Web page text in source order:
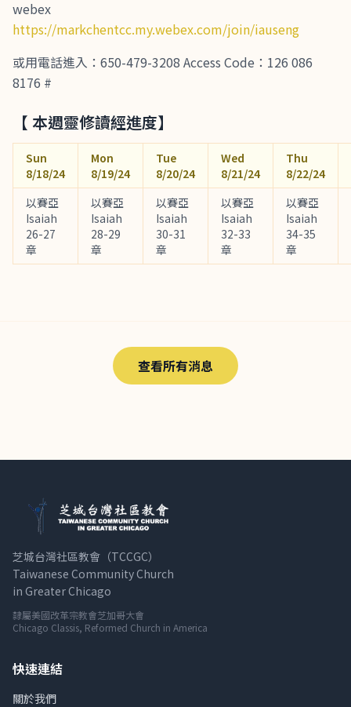
webex
https://markchentcc.my.webex.com/join/iauseng
或用電話進入：650-479-3208 Access Code：126 086
8176 #
【 本週靈修讀經進度】
Sun
8/18/24
Mon
8/19/24
Tue
8/20/24
Wed
8/21/24
Thu
8/22/24
以賽亞
Isaiah
26-27
章
以賽亞
Isaiah
28-29
章
以賽亞
Isaiah
30-31
章
以賽亞
Isaiah
32-33
章
以賽亞
Isaiah
34-35
章
查看所有消息
芝城台灣社區教會（TCCGC）
Taiwanese Community Church
in Greater Chicago
隸屬美國改革宗教會芝加哥大會
Chicago Classis, Reformed Church in America
快速連結
關於我們